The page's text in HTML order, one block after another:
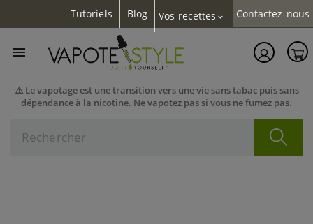
Tutoriels Blog Vos recettes expand_more Contactez-nous
⚠️ Le vapotage est une transition vers une vie sans tabac puis sans
dépendance à la nicotine. Ne vapotez pas si vous ne fumez pas.
